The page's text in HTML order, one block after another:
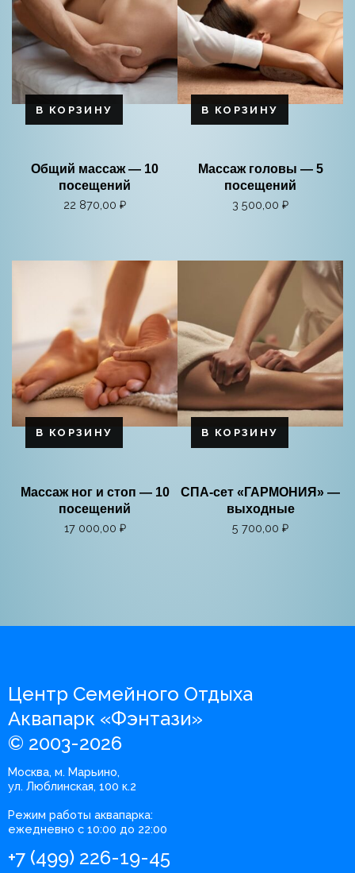
В КОРЗИНУ
Общий массаж — 10
посещений
22 870,00 ₽
В КОРЗИНУ
Массаж головы — 5
посещений
3 500,00 ₽
В КОРЗИНУ
Массаж ног и стоп — 10
посещений
17 000,00 ₽
В КОРЗИНУ
СПА-сет «ГАРМОНИЯ» —
выходные
5 700,00 ₽
Центр Семейного Отдыха
Аквапарк «Фэнтази»
© 2003-2026
Москва, м. Марьино,
ул. Люблинская, 100 к.2
Режим работы аквапарка:
ежедневно с 10:00 до 22:00
+7 (499) 226-19-45